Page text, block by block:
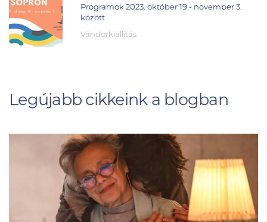
Programok 2023. október 19 - november 3.
között
Vándorkiállítás
Legújabb cikkeink a blogban